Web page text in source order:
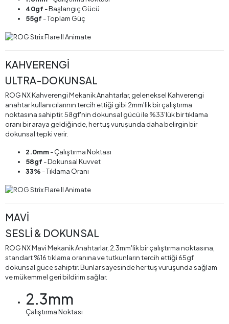
40gf - Başlangıç Gücü
55gf - Toplam Güç
KAHVERENGİ
ULTRA-DOKUNSAL
ROG NX Kahverengi Mekanik Anahtarlar, geleneksel Kahverengi
anahtar kullanıcılarının tercih ettiği gibi 2mm'lik bir çalıştırma
noktasına sahiptir. 58gf'nin dokunsal gücü ile %33'lük bir tıklama
oranı bir araya geldiğinde, her tuş vuruşunda daha belirgin bir
dokunsal tepki verir.
2.0mm- Çalıştırma Noktası
58gf - Dokunsal Kuvvet
33% - Tıklama Oranı
MAVİ
SESLİ & DOKUNSAL
ROG NX Mavi Mekanik Anahtarlar, 2.3mm'lik bir çalıştırma noktasına,
standart %16 tıklama oranına ve tutkunların tercih ettiği 65gf
dokunsal güce sahiptir. Bunlar sayesinde her tuş vuruşunda sağlam
ve mükemmel geri bildirim sağlar.
2.3mm
Çalıştırma Noktası